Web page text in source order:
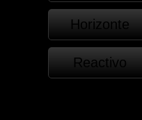
Horizonte
Reactivo